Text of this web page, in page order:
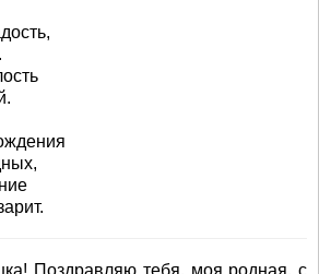
Поздравляю тебя, моя родная, с